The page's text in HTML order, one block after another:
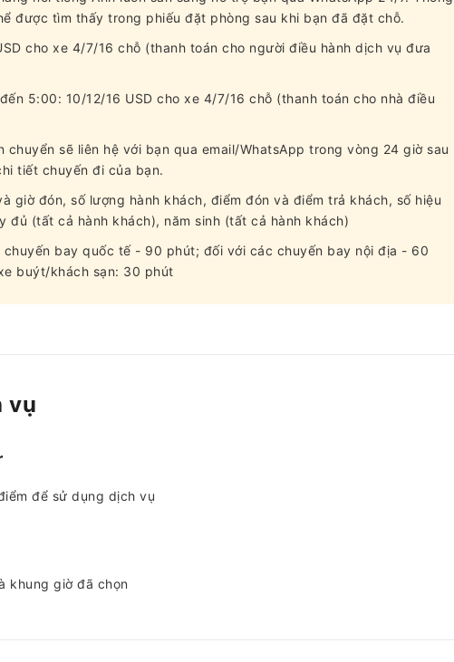
được tìm thấy trong phiếu đặt phòng sau khi bạn đã đặt chỗ.
cho xe 4/7/16 chỗ (thanh toán cho người điều hành dịch vụ đưa
5:00: 10/12/16 USD cho xe 4/7/16 chỗ (thanh toán cho nhà điều
chuyển sẽ liên hệ với bạn qua email/WhatsApp trong vòng 24 giờ sau
tiết chuyến đi của bạn.
giờ đón, số lượng hành khách, điểm đón và điểm trả khách, số hiệu
đủ (tất cả hành khách), năm sinh (tất cả hành khách)
bay quốc tế - 90 phút; đối với các chuyến bay nội địa - 60
buýt/khách sạn: 30 phút
vụ
để sử dụng dịch vụ
khung giờ đã chọn